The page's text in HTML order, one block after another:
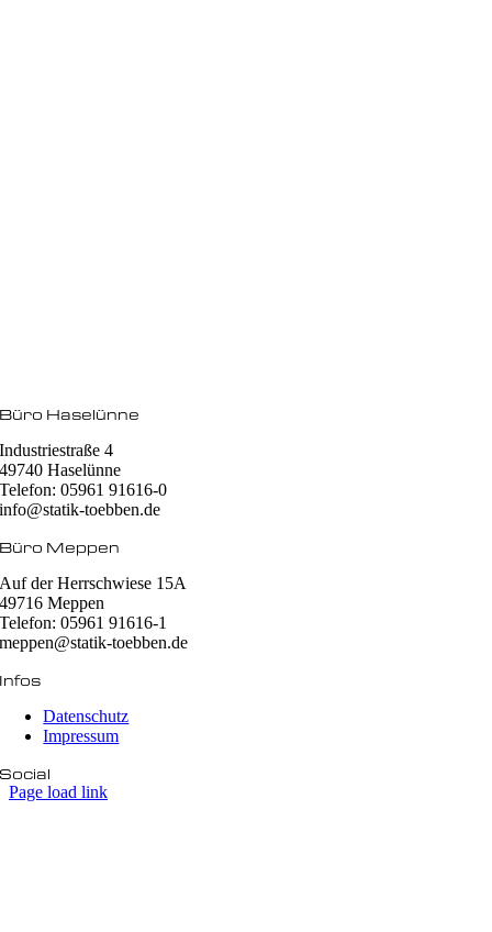
Büro Haselünne
Industriestraße 4
49740 Haselünne
Telefon: 05961 91616-0
info@statik-toebben.de
Büro Meppen
Auf der Herrschwiese 15A
49716 Meppen
Telefon: 05961 91616-1
meppen@statik-toebben.de
Infos
Datenschutz
Impressum
Social
Page load link